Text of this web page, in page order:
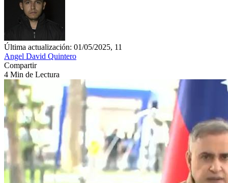
Última actualización: 01/05/2025, 11
Angel David Quintero
Compartir
4 Min de Lectura